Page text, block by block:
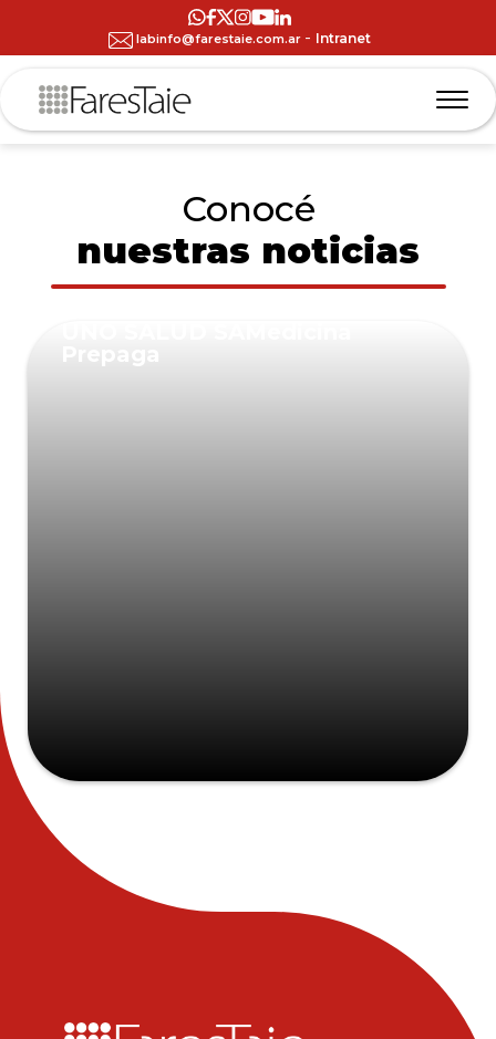
labinfo@farestaie.com.ar - Intranet
Conocé
nuestras noticias